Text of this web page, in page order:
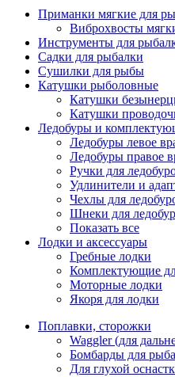
Приманки мягкие для
Виброхвосты
Инструменты для
Садки для рыбалки
Сушилки для рыбы
Катушки рыболовные
Катушки
Катушки
Ледобуры и
Ледобуры левое
Ледобуры правое
Ручки для
Удлинители и
Чехлы для
Шнеки для
Показать все
Лодки и аксессуары
Гребные лодки
Комплектующие
Моторные лодки
Якоря для лодки
Поплавки, сторожки
Waggler (для
Бомбарды для
Для глухой оснастк